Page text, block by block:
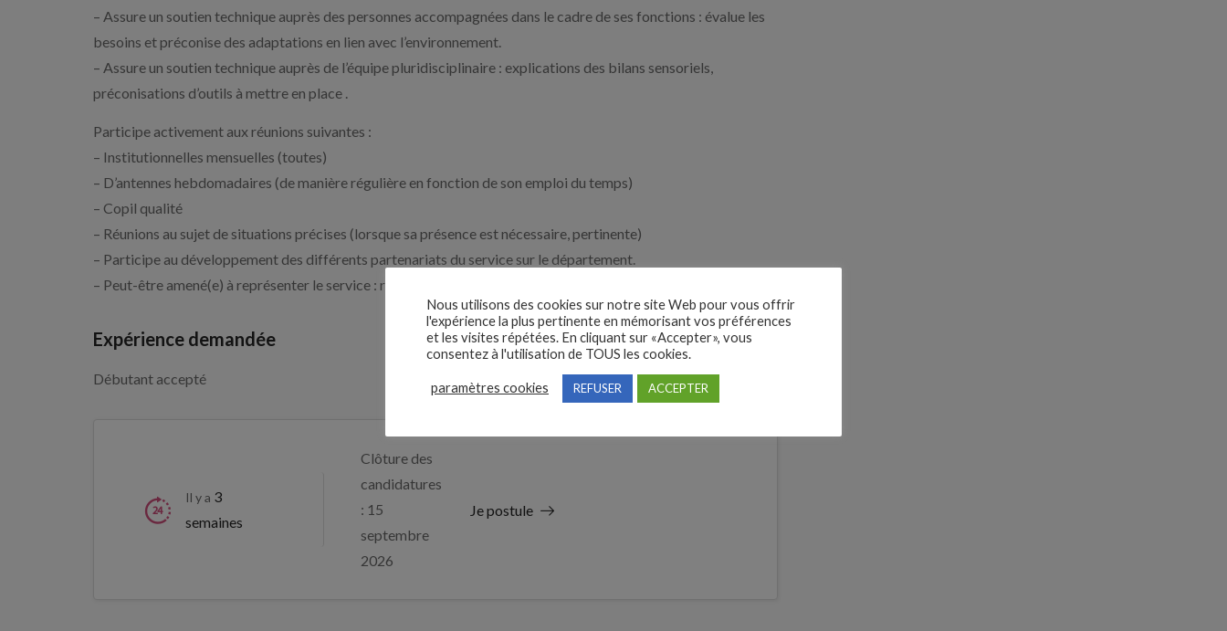
– Assure un soutien technique auprès des personnes accompagnées dans le cadre de ses fonctions : évalue les
besoins et préconise des adaptations en lien avec l’environnement.
– Assure un soutien technique auprès de l’équipe pluridisciplinaire : explications des bilans sensoriels,
préconisations d’outils à mettre en place .
Participe activement aux réunions suivantes :
– Institutionnelles mensuelles (toutes)
– D’antennes hebdomadaires (de manière régulière en fonction de son emploi du temps)
– Copil qualité
– Réunions au sujet de situations précises (lorsque sa présence est nécessaire, pertinente)
– Participe au développement des différents partenariats du service sur le département.
– Peut-être amené(e) à représenter le service : rencontres partenaires, colloque etc.
Expérience demandée
Débutant accepté
Il y a 3
semaines
Clôture des
candidatures
: 15
septembre
2026
Je postule
Nous utilisons des cookies sur notre site Web pour vous offrir
l'expérience la plus pertinente en mémorisant vos préférences
et les visites répétées. En cliquant sur «Accepter», vous
consentez à l'utilisation de TOUS les cookies.
paramètres cookies REFUSER ACCEPTER